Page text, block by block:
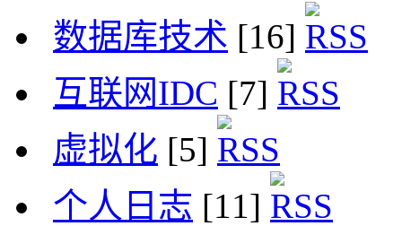
数据库技术 [16]
互联网IDC [7]
虚拟化 [5]
个人日志 [11]